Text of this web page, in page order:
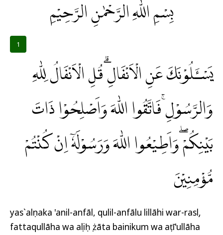
بِسْمِ اللّٰهِ الرَّحْمٰنِ الرَّحِيْمِ
1
يَسْـَٔلُوْنَكَ عَنِ الْاَنْفَالِۗ قُلِ الْاَنْفَالُ لِلّٰهِ
وَالرَّسُوْلِۚ فَاتَّقُوا اللّٰهَ وَاَصْلِحُوْا ذَاتَ
بَيْنِكُمْ ۖوَاَطِيْعُوا اللّٰهَ وَرَسُوْلَهٗٓ اِنْ كُنْتُمْ
مُّؤْمِنِيْنَ
yas`alụnaka 'anil-anfāl, qulil-anfālu lillāhi war-rasụl,
fattaqullāha wa aṣliḥụ żāta bainikum wa aṭī'ullāha